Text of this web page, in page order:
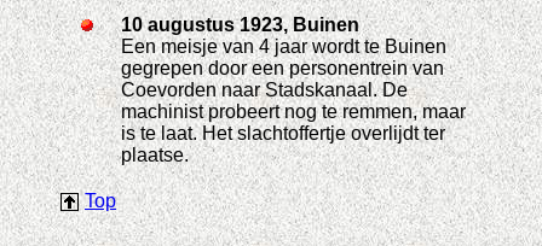
10 augustus 1923, Buinen
Een meisje van 4 jaar wordt te Buinen
gegrepen door een personentrein van
Coevorden naar Stadskanaal. De
machinist probeert nog te remmen, maar
is te laat. Het slachtoffertje overlijdt ter
plaatse.
Top